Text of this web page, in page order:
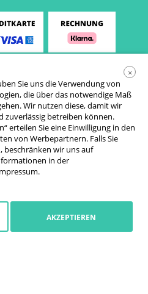
AGB
×
Sie uns die Verwendung von
die über das notwendige Maß
Wir nutzen diese, damit wir
zuverlässig betreiben können.
erteilen Sie eine Einwilligung in den
von Werbepartnern. Falls Sie
beschränken wir uns auf
in der
.
AKZEPTIEREN